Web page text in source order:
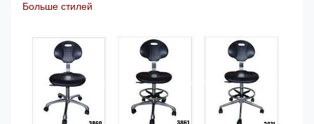
Больше стилей